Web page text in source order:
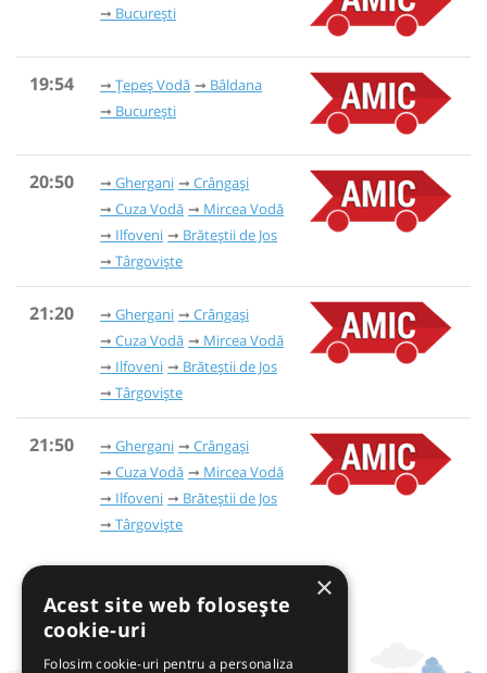
București
19:54 Țepeș Vodă
Bâldana
București
20:50 Ghergani
Crângași
Cuza Vodă
Mircea Vodă
Ilfoveni
Brăteștii de Jos
Târgoviște
21:20 Ghergani
Crângași
Cuza Vodă
Mircea Vodă
Ilfoveni
Brăteștii de Jos
Târgoviște
21:50 Ghergani
Crângași
Cuza Vodă
Mircea Vodă
Ilfoveni
Brăteștii de Jos
Târgoviște
×
Acest site web folosește
cookie-uri
Folosim cookie-uri pentru a personaliza